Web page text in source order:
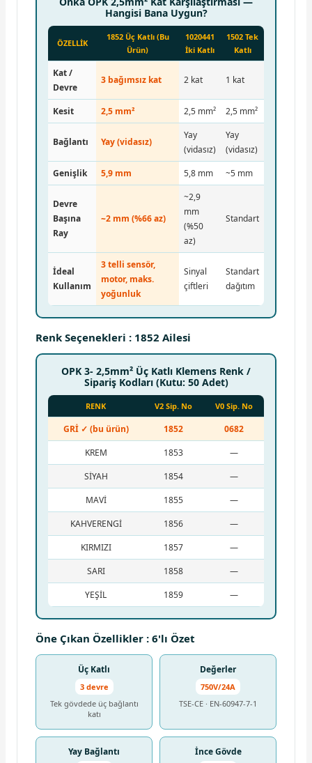
Hangisi Bana Uygun?
ÖZELLİK
1852 Üç Katlı (Bu
Ürün)
1020441
İki Katlı
1502 Tek
Katlı
Kat /
Devre
3 bağımsız kat 2 kat 1 kat
Kesit 2,5 mm² 2,5 mm² 2,5 mm²
Bağlantı Yay (vidasız)
Yay
(vidasız)
Yay
(vidasız)
Genişlik
5,9 mm 5,8 mm ~5 mm
Devre
Başına
Ray
~2 mm (%66 az)
~2,9
mm
(%50
az)
Standart
İdeal
Kullanım
3 telli sensör,
motor, maks.
yoğunluk
Sinyal
çiftleri
Standart
dağıtım
Renk Seçenekleri : 1852 Ailesi
OPK 3- 2,5mm² Üç Katlı Klemens Renk /
Sipariş Kodları (Kutu: 50 Adet)
RENK V2 Sip. No V0 Sip. No
GRİ ✓ (bu ürün) 1852
0682
KREM
1853
—
SİYAH
1854
—
MAVİ
1855
—
KAHVERENGİ
1856
—
KIRMIZI
1857
—
SARI
1858
—
YEŞİL
1859 —
Öne Çıkan Özellikler : 6'lı Özet
Üç Katlı
3 devre
Tek gövdede üç bağlantı
katı
Değerler
750V/24A
TSE-CE · EN-60947-7-1
Yay Bağlantı İnce Gövde